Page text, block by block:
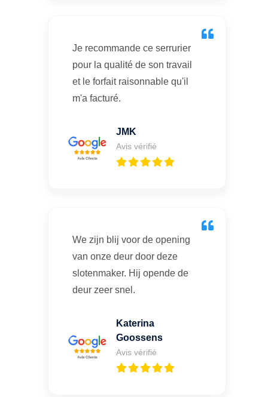
Je recommande ce serrurier
pour la qualité de son travail
et le forfait raisonnable qu'il
m'a facturé.
JMK
Avis vérifié
We zijn blij voor de opening
van onze deur door deze
slotenmaker. Hij opende de
deur zeer snel.
Katerina
Goossens
Avis vérifié